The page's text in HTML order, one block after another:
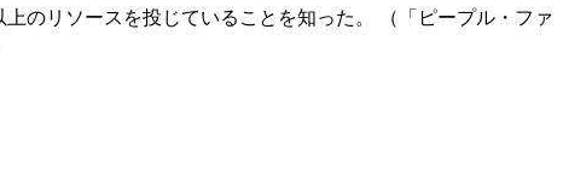
のリソースを投じていることを知った。 （「ピープル・ファ